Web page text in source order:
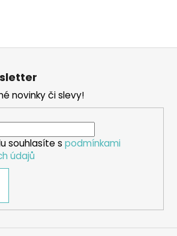
novinky či slevy!
souhlasíte s podmínkami
údajů